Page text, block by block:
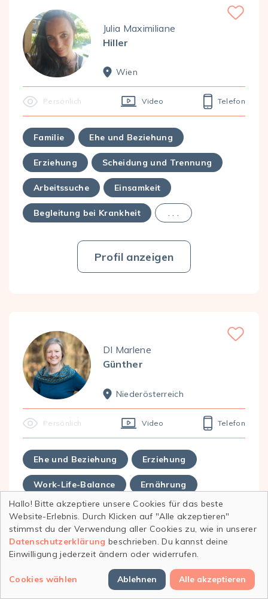
Favorite
Julia Maximiliane
Hiller
Wien
Persönlich Video Telefon
Familie Ehe und Beziehung
Erziehung Scheidung und Trennung
Arbeitssuche Einsamkeit
Begleitung bei Krankheit . . .
Profil anzeigen
Favorite
DI Marlene
Günther
Nieder­österreich
Persönlich Video Telefon
Ehe und Beziehung Erziehung
Work-Life-Balance Ernährung
Sexualität Angstbewältigung
Entscheidungsfindung . . .
Profil anzeigen
Hallo! Bitte akzeptiere unsere Cookies für das beste
Website-Erlebnis. Durch Klicken auf "Alle akzeptieren"
stimmst du der Verwendung aller Cookies zu, wie in unserer
Datenschutzerklärung beschrieben. Du kannst deine
Einwilligung jederzeit ändern oder widerrufen.
Cookies wählen Ablehnen Alle akzeptieren